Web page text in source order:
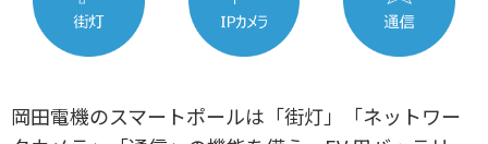
岡田電機のスマートポールは「街灯」「ネットワー